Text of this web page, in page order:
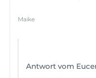
Maike
Antwort vom